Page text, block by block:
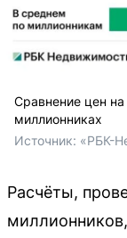
Сравнение цен
миллионниках
Источник: «РБК-
Расчёты,